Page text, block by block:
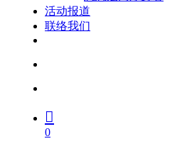
活动报道
联络我们
0